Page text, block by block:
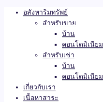
อสังหาริมทรัพย์
สำหรับขาย
บ้าน
คอนโดมิเนียม
สำหรับเช่า
บ้าน
คอนโดมิเนียม
เกี่ยวกับเรา
เนื้อหาสาระ